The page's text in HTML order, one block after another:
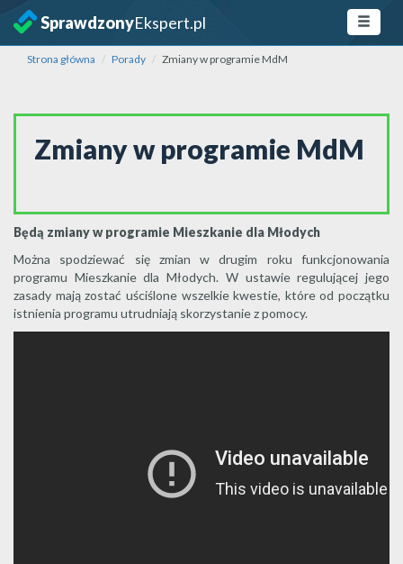
SprawdzonyEkspert.pl
Strona główna Porady Zmiany w programie MdM
Zmiany w programie MdM
Będą zmiany w programie Mieszkanie dla Młodych
Można spodziewać się zmian w drugim roku funkcjonowania
programu Mieszkanie dla Młodych. W ustawie regulującej jego
zasady mają zostać uściślone wszelkie kwestie, które od początku
istnienia programu utrudniają skorzystanie z pomocy.